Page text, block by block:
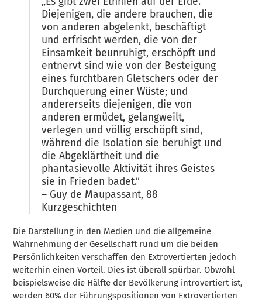
Diejenigen, die andere brauchen, die
von anderen abgelenkt, beschäftigt
und erfrischt werden, die von der
Einsamkeit beunruhigt, erschöpft und
entnervt sind wie von der Besteigung
eines furchtbaren Gletschers oder der
Durchquerung einer Wüste; und
andererseits diejenigen, die von
anderen ermüdet, gelangweilt,
verlegen und völlig erschöpft sind,
während die Isolation sie beruhigt und
die Abgeklärtheit und die
phantasievolle Aktivität ihres Geistes
sie in Frieden badet.“
– Guy de Maupassant, 88
Kurzgeschichten
Die Darstellung in den Medien und die allgemeine
Wahrnehmung der Gesellschaft rund um die beiden
Persönlichkeiten verschaffen den Extrovertierten jedoch
weiterhin einen Vorteil. Dies ist überall spürbar. Obwohl
beispielsweise die Hälfte der Bevölkerung introvertiert ist,
werden 60% der Führungspositionen von Extrovertierten